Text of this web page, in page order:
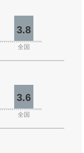
3.8
全国
3.6
全国